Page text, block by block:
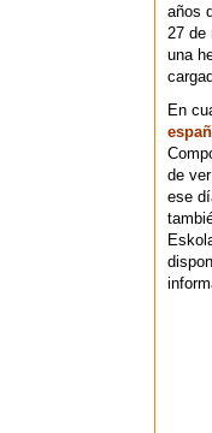
años
27 de
una
En
de
ese